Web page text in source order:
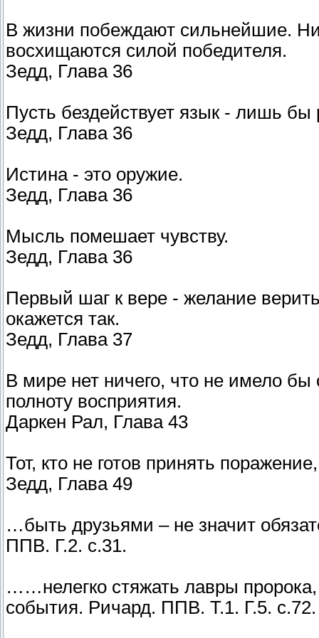
В жизни побеждают сильнейшие.
восхищаются силой победителя.
Зедд, Глава 36
Пусть бездействует язык - лишь бы
Зедд, Глава 36
Истина - это оружие.
Зедд, Глава 36
Мысль помешает чувству.
Зедд, Глава 36
Первый шаг к вере - желание
окажется так.
Зедд, Глава 37
В мире нет ничего, что не имело
полноту восприятия.
Даркен Рал, Глава 43
Тот, кто не готов принять
Зедд, Глава 49
…быть друзьями – не значит
ППВ. Г.2. с.31.
……нелегко стяжать лавры
события. Ричард. ППВ. Т.1. Г.5. с.72.